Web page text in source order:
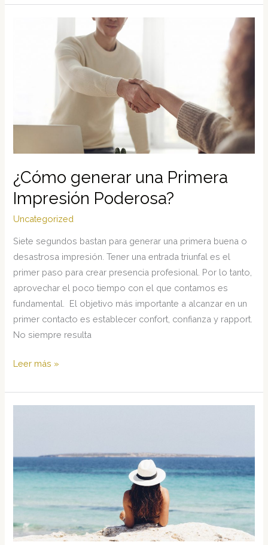
baño
¿Cómo generar una Primera
Impresión Poderosa?
Uncategorized
Siete segundos bastan para generar una primera buena o
desastrosa impresión. Tener una entrada triunfal es el
primer paso para crear presencia profesional. Por lo tanto,
aprovechar el poco tiempo con el que contamos es
fundamental. El objetivo más importante a alcanzar en un
primer contacto es establecer confort, confianza y rapport.
No siempre resulta
¿Cómo
una
Leer más »